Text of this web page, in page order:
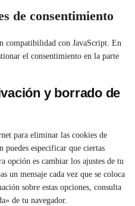
de consentimiento
compatibilidad con JavaScript. En
el consentimiento en la parte
y borrado de
para eliminar las cookies de
especificar que ciertas
opción es cambiar los ajustes de tu
un mensaje cada vez que se coloca
sobre estas opciones, consulta
de tu navegador.